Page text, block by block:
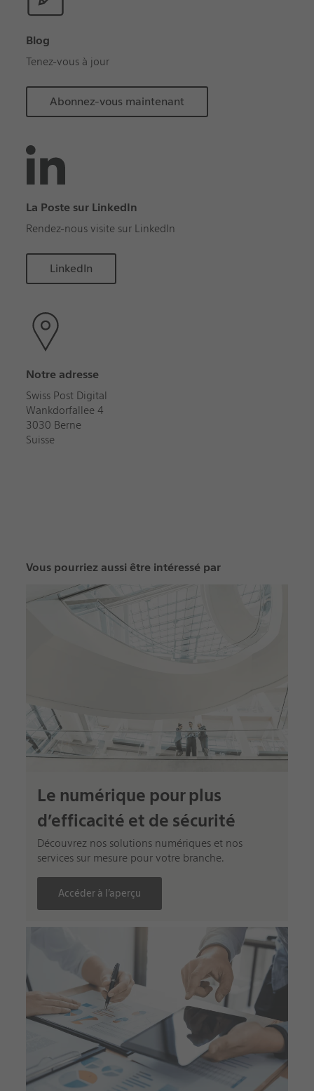
Blog
Tenez-vous à jour
Abonnez-vous maintenant
La Poste sur LinkedIn
Rendez-nous visite sur LinkedIn
LinkedIn
Notre adresse
Swiss Post Digital
Wankdorfallee 4
3030 Berne
Suisse
Vous pourriez aussi être intéressé par
Le numérique pour plus
d’efficacité et de sécurité
Découvrez nos solutions numériques et nos
services sur mesure pour votre branche.
Accéder à l’aperçu